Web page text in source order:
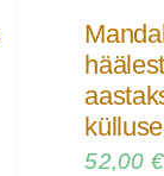
52,00€